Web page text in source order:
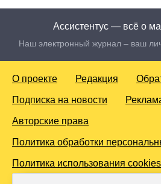
Ассистентус — всё о
Наш электронный журнал – ваш
О проекте Редакция
Подписка на новости
Авторские права
Политика обработки
Политика использования cookies